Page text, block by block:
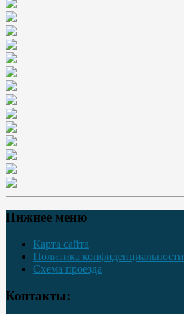
Нижнее меню
Карта сайта
Политика конфиденциальности
Схема проезда
Контакты: